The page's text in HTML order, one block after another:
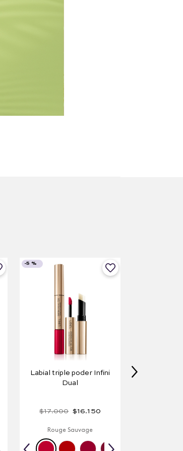
-5 %
Labial triple poder Infini
Dual
$17.000 $16.150
Rouge Sauvage